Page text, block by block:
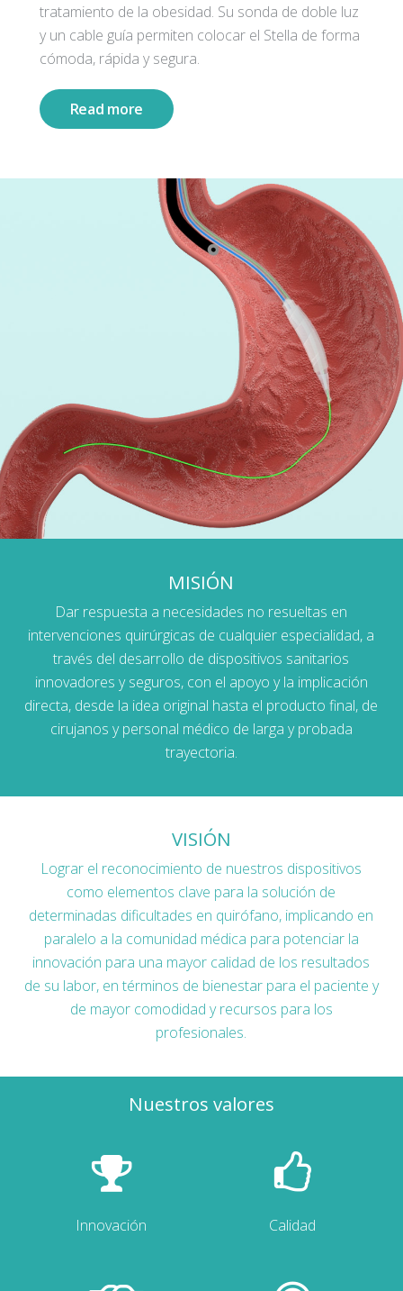
tratamiento de la obesidad. Su sonda de doble luz
y un cable guía permiten colocar el Stella de forma
cómoda, rápida y segura.
Read more
MISIÓN
Dar respuesta a necesidades no resueltas en
intervenciones quirúrgicas de cualquier especialidad, a
través del desarrollo de dispositivos sanitarios
innovadores y seguros, con el apoyo y la implicación
directa, desde la idea original hasta el producto final, de
cirujanos y personal médico de larga y probada
trayectoria.
VISIÓN
Lograr el reconocimiento de nuestros dispositivos
como elementos clave para la solución de
determinadas dificultades en quirófano, implicando en
paralelo a la comunidad médica para potenciar la
innovación para una mayor calidad de los resultados
de su labor, en términos de bienestar para el paciente y
de mayor comodidad y recursos para los
profesionales.
Nuestros valores
Innovación Calidad